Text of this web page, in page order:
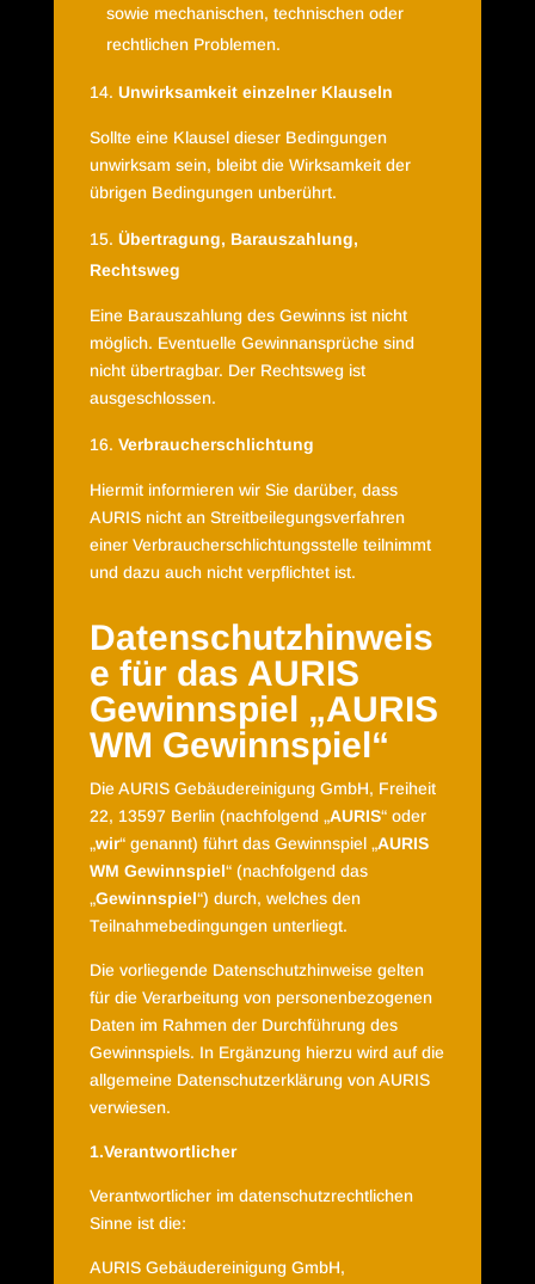
sowie mechanischen, technischen oder
rechtlichen Problemen.
Unwirksamkeit einzelner Klauseln
Sollte eine Klausel dieser Bedingungen
unwirksam sein, bleibt die Wirksamkeit der
übrigen Bedingungen unberührt.
Übertragung, Barauszahlung,
Rechtsweg
Eine Barauszahlung des Gewinns ist nicht
möglich. Eventuelle Gewinnansprüche sind
nicht übertragbar. Der Rechtsweg ist
ausgeschlossen.
Verbraucherschlichtung
Hiermit informieren wir Sie darüber, dass
AURIS nicht an Streitbeilegungsverfahren
einer Verbraucherschlichtungsstelle teilnimmt
und dazu auch nicht verpflichtet ist.
Datenschutzhinweis
e für das AURIS
Gewinnspiel „AURIS
WM Gewinnspiel“
Die AURIS Gebäudereinigung GmbH, Freiheit
22, 13597 Berlin (nachfolgend „AURIS“ oder
„wir“ genannt) führt das Gewinnspiel „AURIS
WM Gewinnspiel“ (nachfolgend das
„Gewinnspiel“) durch, welches den
Teilnahmebedingungenunterliegt.
Die vorliegende Datenschutzhinweise gelten
für die Verarbeitung von personenbezogenen
Daten im Rahmen der Durchführung des
Gewinnspiels. In Ergänzung hierzu wird auf die
allgemeine Datenschutzerklärungvon AURIS
verwiesen.
1.Verantwortlicher
Verantwortlicher im datenschutzrechtlichen
Sinne ist die:
AURIS Gebäudereinigung GmbH,